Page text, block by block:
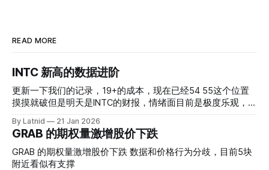
READ MORE
INTC 新高的数据进阶
更新一下我们的记录，19+的成本，现在已经54 55这个位置
摸摸就破但是明天是INTC的财报，情绪面目前是极度乐观，反
是突破前的支撑CC感觉可以做，放远些, 因为18A的经验还未
真正得到普遍大众的关注，当然财报可以继续出新消息顶一下
压力位置。 数据在70驻扎 整体呈现 47 – 60 短期位置
By Latnid 21 Jan 2026
GRAB 的期权量激增股价下跌
GRAB 的期权量激增股价下跌 数据和价格行为分歧，目前5块
附近看似有支撑